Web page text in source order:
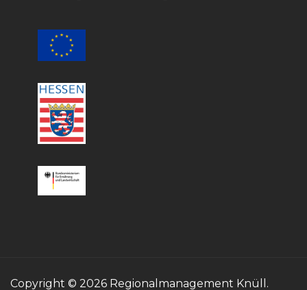
Copyright © 2026 Regionalmanagement Knüll.